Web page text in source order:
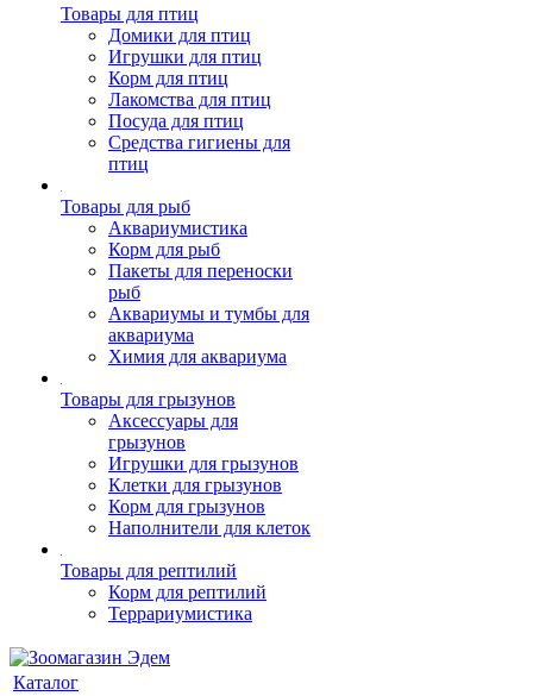
Товары для птиц
Домики для птиц
Игрушки для птиц
Корм для птиц
Лакомства для птиц
Посуда для птиц
Средства гигиены для
птиц
Товары для рыб
Аквариумистика
Корм для рыб
Пакеты для переноски
рыб
Аквариумы и тумбы для
аквариума
Химия для аквариума
Товары для грызунов
Аксессуары для
грызунов
Игрушки для грызунов
Клетки для грызунов
Корм для грызунов
Наполнители для клеток
Товары для рептилий
Корм для рептилий
Террариумистика
Каталог